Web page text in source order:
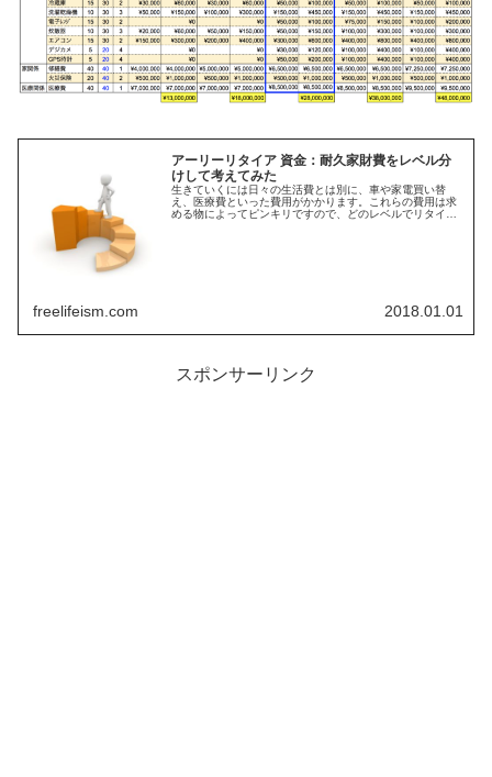
アーリーリタイア 資金：耐久家財費をレベル分
けして考えてみた
生きていくには日々の生活費とは別に、車や家電買い替
え、医療費といった費用がかかります。これらの費用は求
める物によってピンキリですので、どのレベルでリタイア
freelifeism.com 2018.01.01
スポンサーリンク